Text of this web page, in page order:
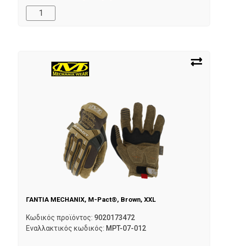
ΓΑΝΤΙΑ MECHANIX, M-Pact®, Brown, XXL
Κωδικός προϊόντος: 9020173472
Εναλλακτικός κωδικός: MPT-07-012